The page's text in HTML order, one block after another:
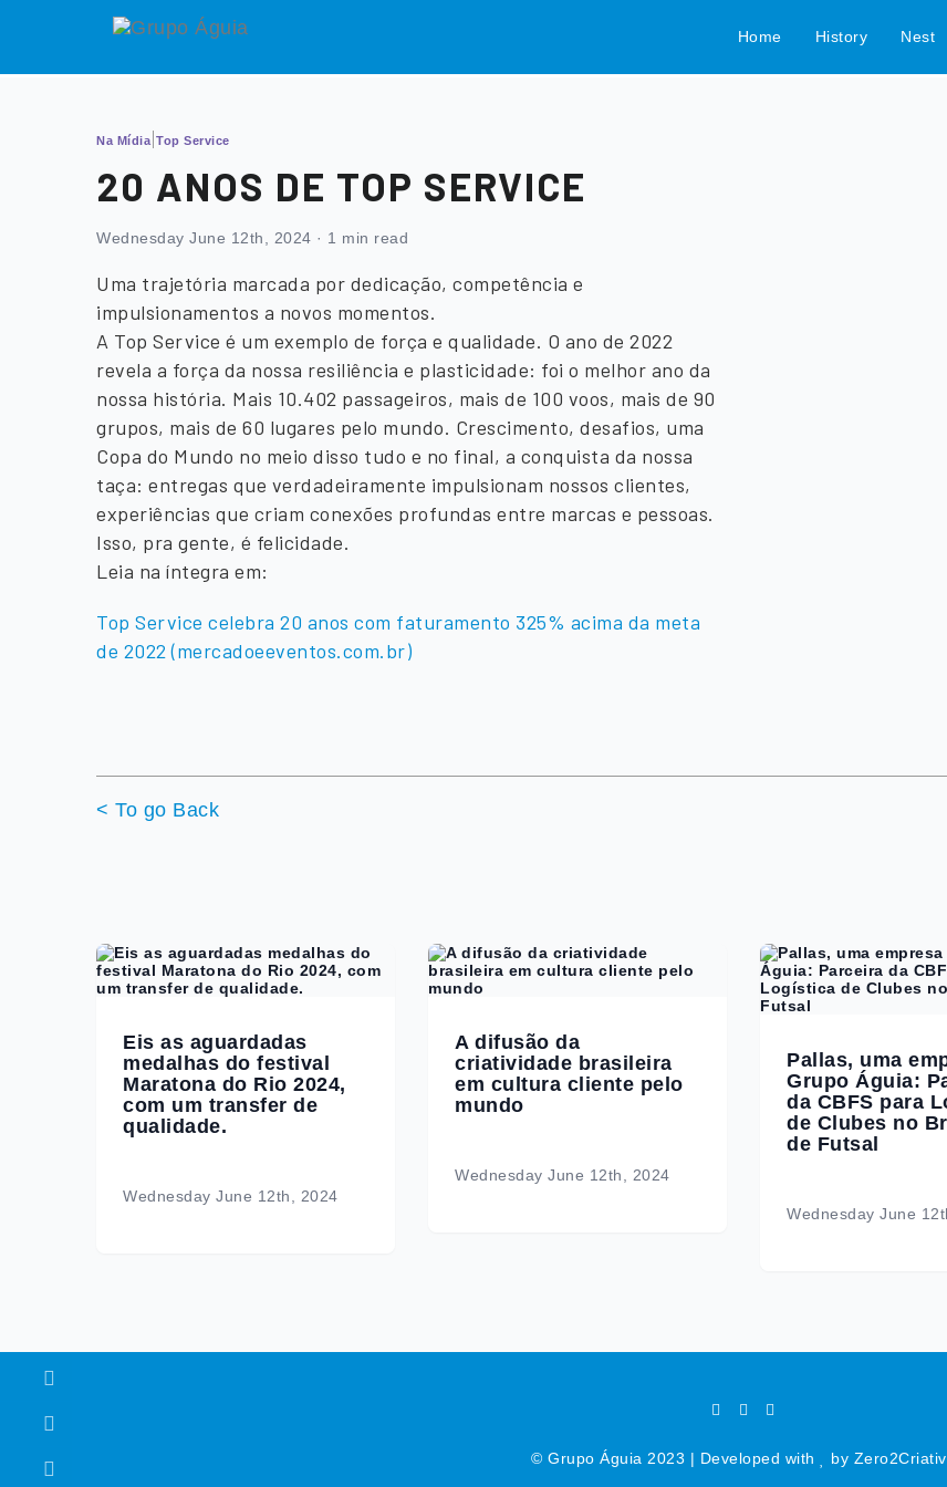
Home History Nest
Na Mídia Top Service
20 ANOS DE TOP SERVICE
Wednesday June 12th, 2024 · 1 min read
Uma trajetória marcada por dedicação, competência e
impulsionamentos a novos momentos.
A Top Service é um exemplo de força e qualidade. O ano de 2022
revela a força da nossa resiliência e plasticidade: foi o melhor ano da
nossa história. Mais 10.402 passageiros, mais de 100 voos, mais de 90
grupos, mais de 60 lugares pelo mundo. Crescimento, desafios, uma
Copa do Mundo no meio disso tudo e no final, a conquista da nossa
taça: entregas que verdadeiramente impulsionam nossos clientes,
experiências que criam conexões profundas entre marcas e pessoas.
Isso, pra gente, é felicidade.
Leia na íntegra em:
Top Service celebra 20 anos com faturamento 325% acima da meta
de 2022 (mercadoeeventos.com.br)
< To go Back
Eis as aguardadas
medalhas do festival
Maratona do Rio 2024,
com um transfer de
qualidade.
Wednesday June 12th, 2024
A difusão da
criatividade brasileira
em cultura cliente pelo
mundo
Wednesday June 12th, 2024
Pallas, uma
Grupo Águia:
da CBFS para
de Clubes no
de Futsal
Wednesday June
© Grupo Águia 2023 | Developed with by